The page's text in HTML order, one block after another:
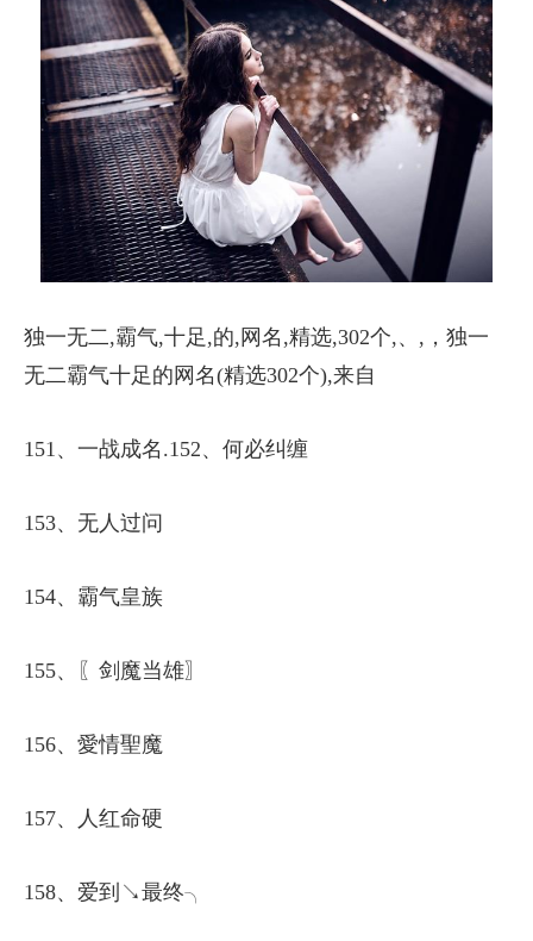
独一无二,霸气,十足,的,网名,精选,302个,、,，独一
无二霸气十足的网名(精选302个),来自
151、一战成名.152、何必纠缠
153、无人过问
154、霸气皇族
155、〖剑魔当雄〗
156、愛情聖魔
157、人红命硬
158、爱到↘最终╮